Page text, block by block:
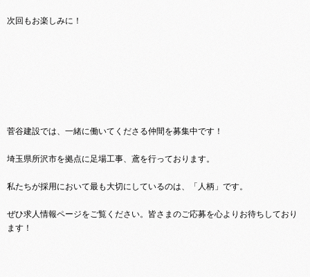
次回もお楽しみに！
菅谷建設では、一緒に働いてくださる仲間を募集中です！
埼玉県所沢市を拠点に足場工事、鳶を行っております。
私たちが採用において最も大切にしているのは、「人柄」です。
ぜひ求人情報ページをご覧ください。皆さまのご応募を心よりお待ちしており
ます！